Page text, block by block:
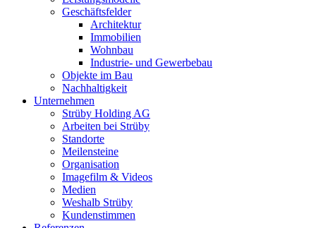
Geschäftsfelder
Architektur
Immobilien
Wohnbau
Industrie- und Gewerbebau
Objekte im Bau
Nachhaltigkeit
Unternehmen
Strüby Holding AG
Arbeiten bei Strüby
Standorte
Meilensteine
Organisation
Imagefilm & Videos
Medien
Weshalb Strüby
Kundenstimmen